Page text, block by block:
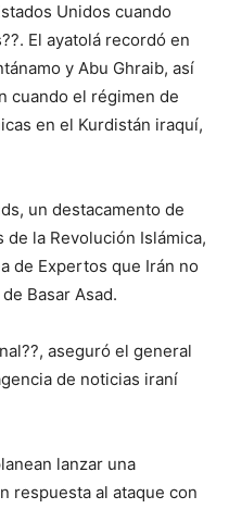
Unidos cuando
El ayatolá recordó en
y Abu Ghraib, así
cuando el régimen de
en el Kurdistán iraquí,
un destacamento de
la Revolución Islámica,
de Expertos que Irán no
Basar Asad.
aseguró el general
de noticias iraní
lanzar una
respuesta al ataque con